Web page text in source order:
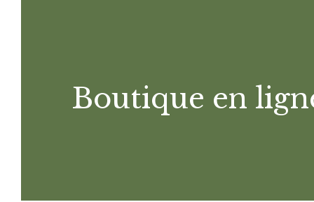
Boutique en